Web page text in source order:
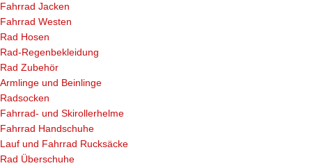
Fahrrad Jacken
Fahrrad Westen
Rad Hosen
Rad-Regenbekleidung
Rad Zubehör
Armlinge und Beinlinge
Radsocken
Fahrrad- und Skirollerhelme
Fahrrad Handschuhe
Lauf und Fahrrad Rucksäcke
Rad Überschuhe